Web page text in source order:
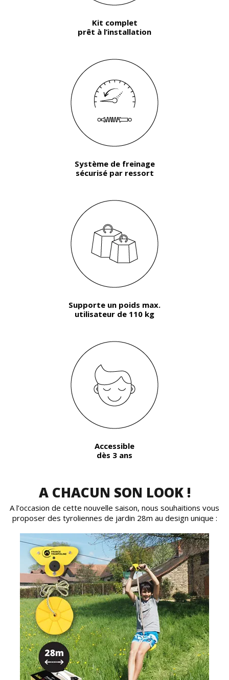
Kit complet
prêt à l’installation
Système de freinage
sécurisé par ressort
Supporte un poids max.
utilisateur de 110 kg
Accessible
dès 3 ans
A CHACUN SON LOOK !
A l’occasion de cette nouvelle saison, nous souhaitions vous
proposer des tyroliennes de jardin 28m au design unique :